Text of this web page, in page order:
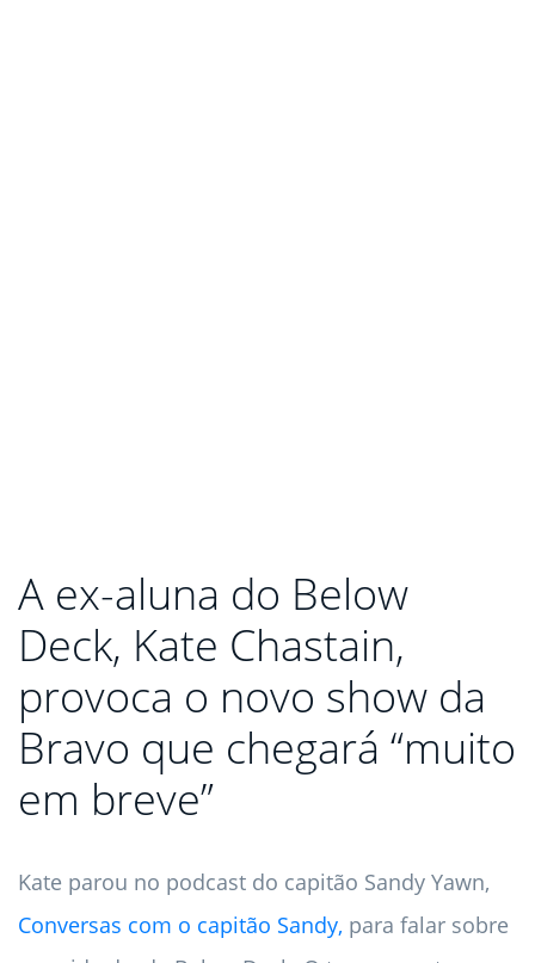
A ex-aluna do Below
Deck, Kate Chastain,
provoca o novo show da
Bravo que chegará “muito
em breve”
Kate parou no podcast do capitão Sandy Yawn,
Conversas com o capitão Sandy, para falar sobre